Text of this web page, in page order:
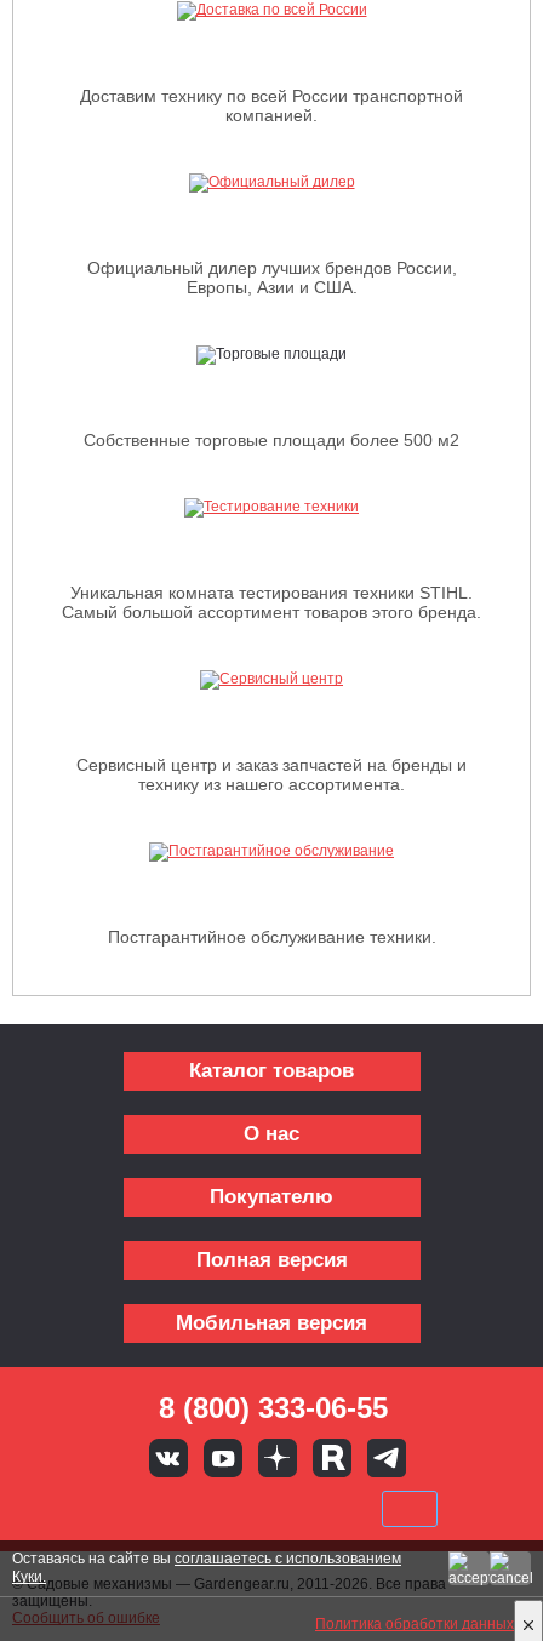
Доставим технику по всей России транспортной
компанией.
Официальный дилер лучших брендов России,
Европы, Азии и США.
Собственные торговые площади более 500 м2
Уникальная комната тестирования техники STIHL.
Самый большой ассортимент товаров этого бренда.
Сервисный центр и заказ запчастей на бренды и
технику из нашего ассортимента.
Постгарантийное обслуживание техники.
Каталог товаров
О нас
Покупателю
Полная версия
Мобильная версия
8 (800) 333-06-55
© Садовые механизмы — Gardengear.ru, 2011-2026. Все права
защищены.
Сообщить об ошибке
Политика обработки данных
Оставаясь на сайте вы соглашаетесь с использованием
Куки.